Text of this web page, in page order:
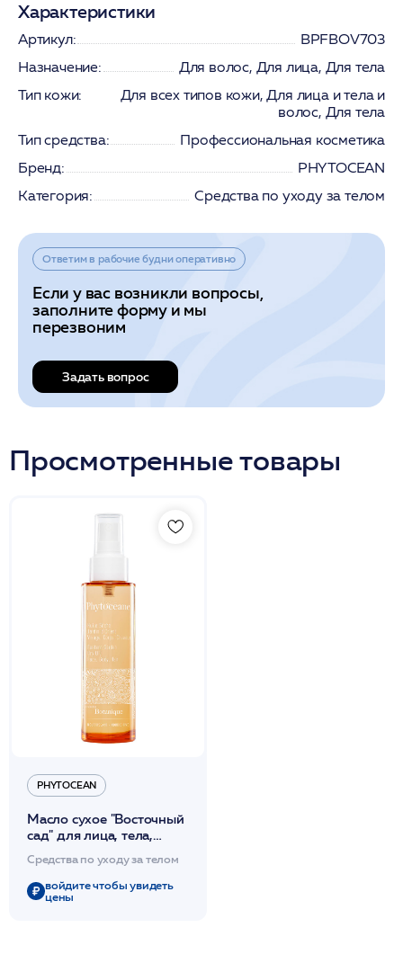
Характеристики
Артикул:
BPFBOV703
Назначение:
Для волос, Для лица, Для тела
Тип кожи:
Для всех типов кожи, Для лица и тела и
волос, Для тела
Тип средства:
Профессиональная косметика
Бренд:
PHYTOCEAN
Категория:
Средства по уходу за телом
Ответим в рабочие будни оперативно
Если у вас возникли вопросы,
заполните форму и мы
перезвоним
Задать вопрос
Просмотренные товары
PHYTOCEAN
Масло сухое "Восточный
сад" для лица, тела,
/PHYTOCEAN*
Средства по уходу за телом
войдите чтобы увидеть
цены